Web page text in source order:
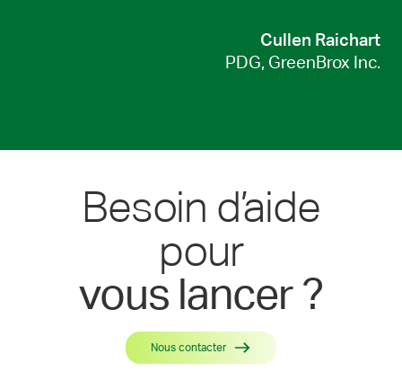
Cullen Raichart
PDG, GreenBrox Inc.
Besoin d’aide
pour
vous lancer ?
Nous contacter